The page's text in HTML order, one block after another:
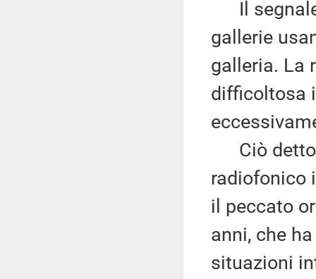
Il
gallerie
galleria. La
difficoltosa
Ciò detto
radiofonico
il peccato
anni, che
situazioni